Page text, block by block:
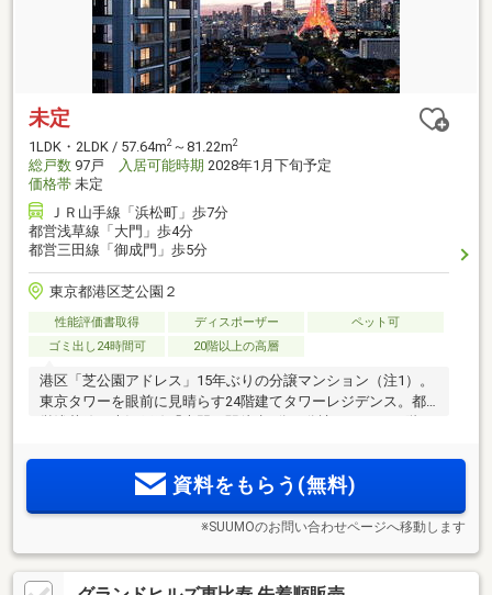
未定
1LDK・2LDK / 57.64m2 ～81.22m2
総戸数 97戸 入居可能時期 2028年1月下旬予定
価格帯 未定
ＪＲ山手線「浜松町」歩7分
都営浅草線「大門」歩4分
都営三田線「御成門」歩5分
東京都港区芝公園２
性能評価書取得 ディスポーザー
ペット可
ゴミ出し24時間可
20階以上の高層
港区「芝公園アドレス」15年ぶりの分譲マンション（注1）。
東京タワーを眼前に見晴らす24階建てタワーレジデンス。都
町」駅から「東京」駅直通6分、都心の主要駅が10分圏。芝公
園・増上寺近接。
資料をもらう(無料)
※SUUMOのお問い合わせページへ移動します